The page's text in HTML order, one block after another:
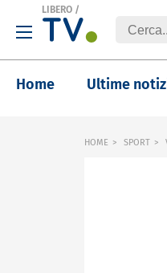
LIBERO /
Home Ultime
HOME SPORT